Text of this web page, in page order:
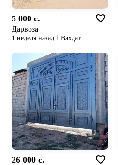
5 000 c.
Дарвоза
1 неделя назад Вахдат
26 000 c.